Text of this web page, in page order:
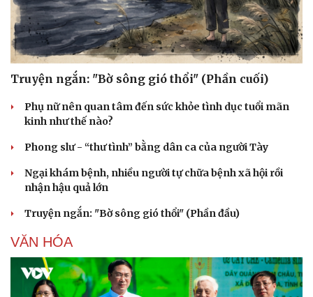
Truyện ngắn: "Bờ sông gió thổi" (Phần cuối)
Phụ nữ nên quan tâm đến sức khỏe tình dục tuổi mãn
kinh như thế nào?
Phong slư - “thư tình” bằng dân ca của người Tày
Ngại khám bệnh, nhiều người tự chữa bệnh xã hội rồi
nhận hậu quả lớn
Truyện ngắn: "Bờ sông gió thổi" (Phần đầu)
VĂN HÓA